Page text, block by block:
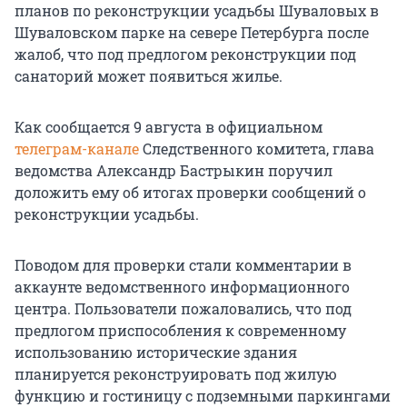
планов по реконструкции усадьбы Шуваловых в
Шуваловском парке на севере Петербурга после
жалоб, что под предлогом реконструкции под
санаторий может появиться жилье.
Как сообщается 9 августа в официальном
телеграм-каналеСледственного комитета, глава
ведомства Александр Бастрыкин поручил
доложить ему об итогах проверки сообщений о
реконструкции усадьбы.
Поводом для проверки стали комментарии в
аккаунте ведомственного информационного
центра. Пользователи пожаловались, что под
предлогом приспособления к современному
использованию исторические здания
планируется реконструировать под жилую
функцию и гостиницу с подземными паркингами